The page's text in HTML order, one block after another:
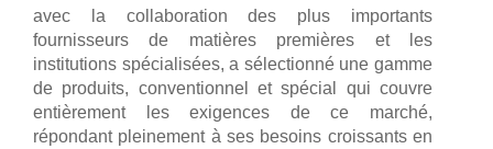
avec la collaboration des plus importants
fournisseurs de matières premières et les
institutions spécialisées, a sélectionné une gamme
de produits, conventionnel et spécial qui couvre
entièrement les exigences de ce marché,
répondant pleinement à ses besoins croissants en